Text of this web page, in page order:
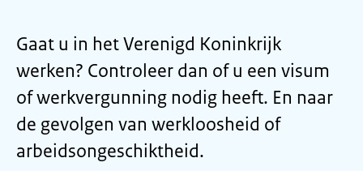
Gaat u in het Verenigd Koninkrijk
werken? Controleer dan of u een visum
of werkvergunning nodig heeft. En naar
de gevolgen van werkloosheid of
arbeidsongeschiktheid.